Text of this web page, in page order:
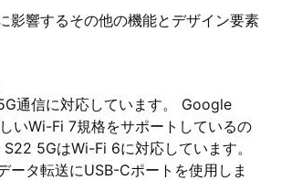
影響するその他の機能とデザイン要素
通信に対応しています。 Google
いWi-Fi 7規格をサポートしているの
5GはWi-Fi 6に対応しています。
ータ転送にUSB-Cポートを使用しま